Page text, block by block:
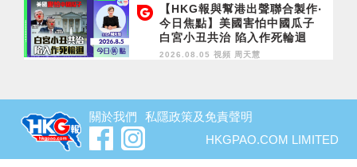
【HKG報與幫港出聲聯合製作‧
今日焦點】美國害怕中國瓜子
白宮小丑共治 陷入作死輪迴
2026.08.05 視頻 周天慧
關於我們
私隱政策及免責聲明
HKGPAO.COM LIMITED